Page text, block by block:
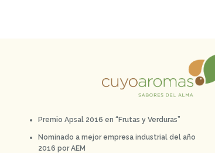
Premio Apsal 2016 en “Frutas y Verduras”
Nominado a mejor empresa industrial del año
2016 por AEM